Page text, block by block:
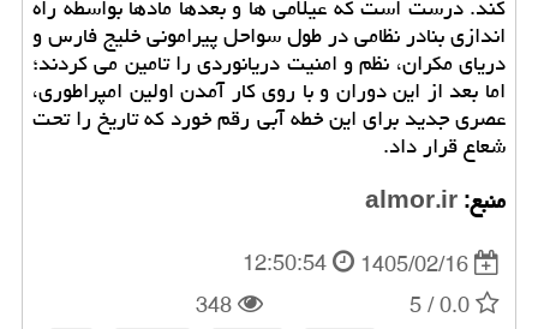
اندازی بنادر نظامی در طول سواحل پیرامونی خلیج فارس و
دریای مکران، نظم و امنیت دریانوردی را تامین می کردند؛
اما بعد از این دوران و با روی کار آمدن اولین امپراطوری،
عصری جدید برای این خطه آبی رقم خورد که تاریخ را تحت
شعاع قرار داد.
منبع:almor.ir
1405/02/16
12:50:54
0.0
/ 5
348